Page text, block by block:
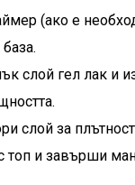
(ако е
слой гел лак и
слой за
топ и завърши